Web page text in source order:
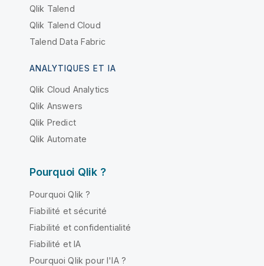
Qlik Talend
Qlik Talend Cloud
Talend Data Fabric
ANALYTIQUES ET IA
Qlik Cloud Analytics
Qlik Answers
Qlik Predict
Qlik Automate
Pourquoi Qlik ?
Pourquoi Qlik ?
Fiabilité et sécurité
Fiabilité et confidentialité
Fiabilité et IA
Pourquoi Qlik pour l'IA ?